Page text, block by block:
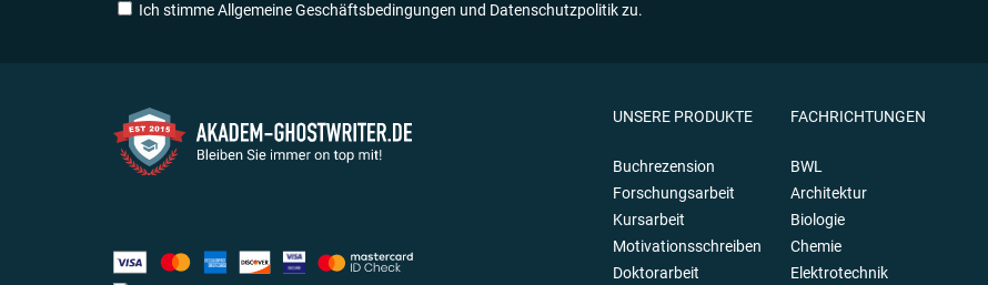
Ich stimme Allgemeine Geschäftsbedingungen und Datenschutzpolitik zu.
UNSERE PRODUKTE
Buchrezension
Forschungsarbeit
Kursarbeit
Motivationsschreiben
Doktorarbeit
FACHRICHTUNGEN
BWL
Architektur
Biologie
Chemie
Elektrotechnik